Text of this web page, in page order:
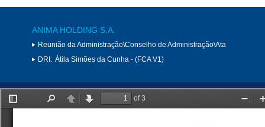
ANIMA HOLDING S.A.
Reunião da Administração\Conselho de Administração\Ata
DRI: Átila Simões da Cunha - (FCA V1)